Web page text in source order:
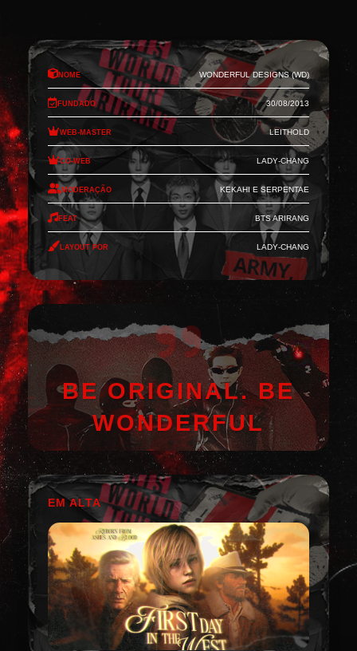
Nome Wonderful Designs (WD)
Fundado 30/08/2013
Web-Master Leithold
Co-Web Lady-Chang
Moderação Kekahi e Serpentae
Feat BTS Arirang
Layout por Lady-Chang
BE ORIGINAL. BE
WONDERFUL
EM ALTA